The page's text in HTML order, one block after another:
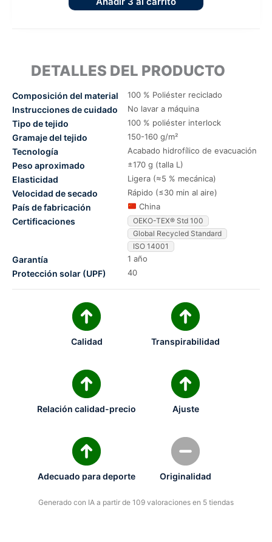
DETALLES DEL PRODUCTO
Composición del material 100 % Poliéster reciclado
Instrucciones de cuidado No lavar a máquina
Tipo de tejido 100 % poliéster interlock
Gramaje del tejido 150-160 g/m²
Tecnología Acabado hidrofílico de evacuación
Peso aproximado ±170 g (talla L)
Elasticidad Ligera (≈5 % mecánica)
Velocidad de secado Rápido (≤30 min al aire)
País de fabricación China
Certificaciones
OEKO-TEX® Std 100
Global Recycled Standard
ISO 14001
Garantía 1 año
Protección solar (UPF) 40
Calidad Transpirabilidad
Relación calidad-precio Ajuste
Adecuado para deporte Originalidad
Generado con IA a partir de 109 valoraciones en 5 tiendas